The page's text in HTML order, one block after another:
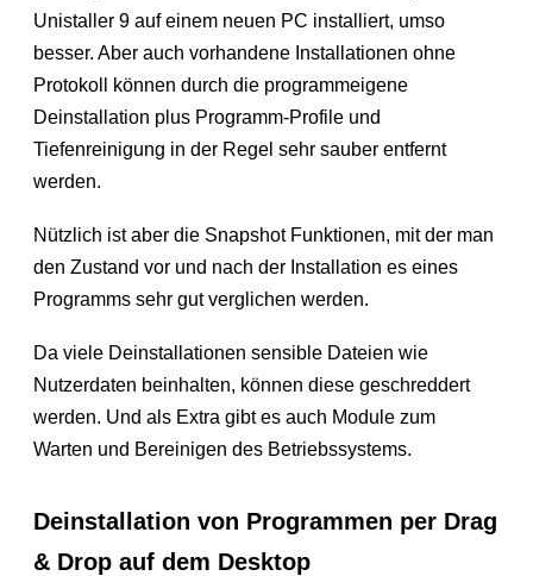
Unistaller 9 auf einem neuen PC installiert, umso
besser. Aber auch vorhandene Installationen ohne
Protokoll können durch die programmeigene
Deinstallation plus Programm-Profile und
Tiefenreinigung in der Regel sehr sauber entfernt
werden.
Nützlich ist aber die Snapshot Funktionen, mit der man
den Zustand vor und nach der Installation es eines
Programms sehr gut verglichen werden.
Da viele Deinstallationen sensible Dateien wie
Nutzerdaten beinhalten, können diese geschreddert
werden. Und als Extra gibt es auch Module zum
Warten und Bereinigen des Betriebssystems.
Deinstallation von Programmen per Drag
& Drop auf dem Desktop